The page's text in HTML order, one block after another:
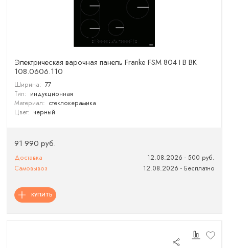
Электрическая варочная панель Franke FSM 804 I B BK
108.0606.110
Ширина: 77
Тип: индукционная
Материал: стеклокерамика
Цвет: черный
91 990 руб.
Доставка
12.08.2026 - 500 руб.
Самовывоз
12.08.2026 - Бесплатно
КУПИТЬ